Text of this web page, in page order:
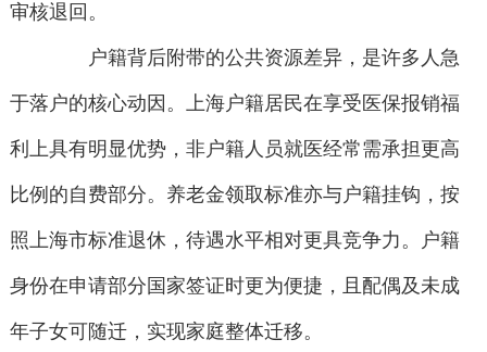
审核退回。
户籍背后附带的公共资源差异，是许多人急
于落户的核心动因。上海户籍居民在享受医保报销福
利上具有明显优势，非户籍人员就医经常需承担更高
比例的自费部分。养老金领取标准亦与户籍挂钩，按
照上海市标准退休，待遇水平相对更具竞争力。户籍
身份在申请部分国家签证时更为便捷，且配偶及未成
年子女可随迁，实现家庭整体迁移。